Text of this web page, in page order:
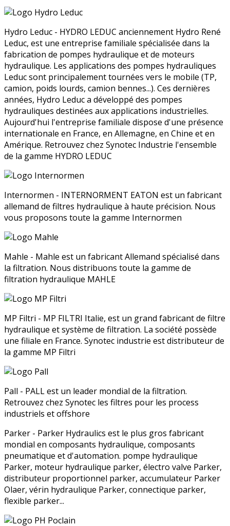
Hydro Leduc - HYDRO LEDUC anciennement Hydro René
Leduc, est une entreprise familiale spécialisée dans la
fabrication de pompes hydraulique et de moteurs
hydraulique. Les applications des pompes hydrauliques
Leduc sont principalement tournées vers le mobile (TP,
camion, poids lourds, camion bennes...). Ces dernières
années, Hydro Leduc a développé des pompes
hydrauliques destinées aux applications industrielles.
Aujourd'hui l'entreprise familiale dispose d'une présence
internationale en France, en Allemagne, en Chine et en
Amérique. Retrouvez chez Synotec Industrie l'ensemble
de la gamme HYDRO LEDUC
Internormen - INTERNORMENT EATON est un fabricant
allemand de filtres hydraulique à haute précision. Nous
vous proposons toute la gamme Internormen
Mahle - Mahle est un fabricant Allemand spécialisé dans
la filtration. Nous distribuons toute la gamme de
filtration hydraulique MAHLE
MP Filtri - MP FILTRI Italie, est un grand fabricant de filtre
hydraulique et système de filtration. La société possède
une filiale en France. Synotec industrie est distributeur de
la gamme MP Filtri
Pall - PALL est un leader mondial de la filtration.
Retrouvez chez Synotec les filtres pour les process
industriels et offshore
Parker - Parker Hydraulics est le plus gros fabricant
mondial en composants hydraulique, composants
pneumatique et d'automation. pompe hydraulique
Parker, moteur hydraulique parker, électro valve Parker,
distributeur proportionnel parker, accumulateur Parker
Olaer, vérin hydraulique Parker, connectique parker,
flexible parker...